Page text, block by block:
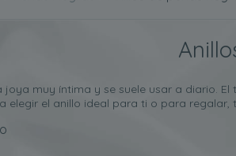
joya muy íntima y se suele usar a diario.
elegir el anillo ideal para ti o para